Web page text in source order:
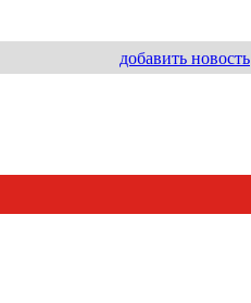
добавить новость